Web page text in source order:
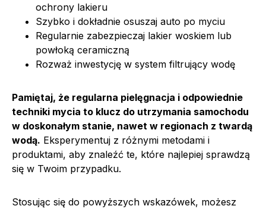
ochrony lakieru
Szybko i dokładnie osuszaj auto po myciu
Regularnie zabezpieczaj lakier woskiem lub
powłoką ceramiczną
Rozważ inwestycję w system filtrujący wodę
Pamiętaj, że regularna pielęgnacja i odpowiednie
techniki mycia to klucz do utrzymania samochodu
w doskonałym stanie, nawet w regionach z twardą
wodą. Eksperymentuj z różnymi metodami i
produktami, aby znaleźć te, które najlepiej sprawdzą
się w Twoim przypadku.
Stosując się do powyższych wskazówek, możesz